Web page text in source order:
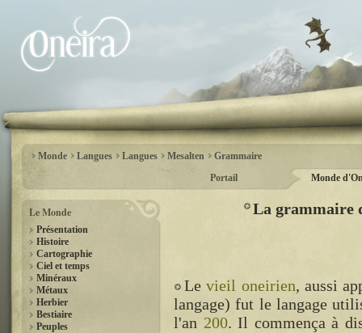
Monde Langues Langues Mesalten
Grammaire
Portail
Monde
Le Monde
Présentation
Histoire
Cartographie
Ciel et temps
Minéraux
Métaux
Herbier
Bestiaire
Peuples
La grammaire
Levieil oneirien, aussi
langage) fut le langage
l'an 200. Il commença à